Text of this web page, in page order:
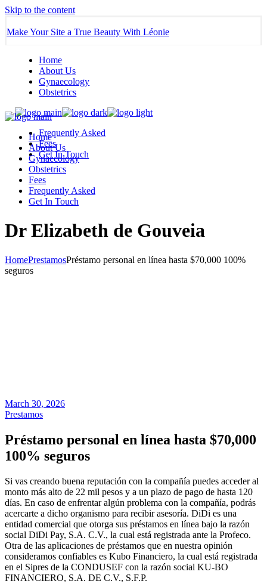
Skip to the content
Make Your Site a True Beauty With Léonie
Home
About Us
Gynaecology
Obstetrics
Frequently Asked
Fees
Get In Touch
Home
About Us
Gynaecology
Obstetrics
Fees
Frequently Asked
Get In Touch
Dr Elizabeth de Gouveia
HomePrestamosPréstamo personal en línea hasta $70,000 100%
seguros
March 30, 2026
Prestamos
Préstamo personal en línea hasta $70,000
100% seguros
Si vas creando buena reputación con la compañía puedes acceder al
monto más alto de 22 mil pesos y a un plazo de pago de hasta 120
días. En caso de enfrentar algún problema con la compañía, podrás
acercarte a dicho organismo para recibir asesoría. DiDi es una
entidad comercial que otorga sus préstamos en línea bajo la razón
social DiDi Pay, S.A. C.V., la cual está registrada ante la Profeco.
Otra de las aplicaciones de préstamos que en nuestra opinión
consideramos confiables es Kubo Financiero, la cual está registrada
en el Sipres de la CONDUSEF con la razón social KU-BO
FINANCIERO, S.A. DE C.V., S.F.P.